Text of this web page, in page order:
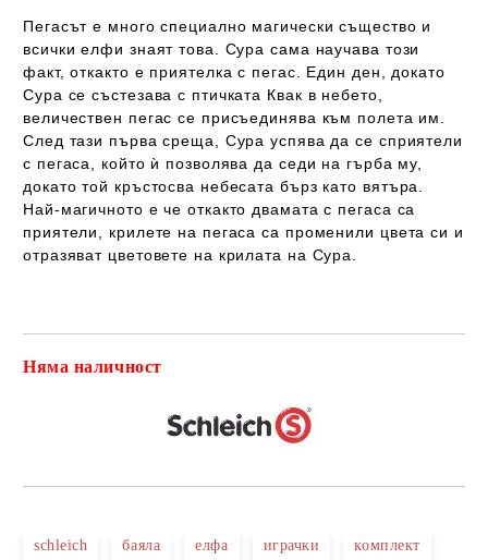
Пегасът е много специално магически същество и
всички елфи знаят това. Сура сама научава този
факт, откакто е приятелка с пегас. Един ден, докато
Сура се състезава с птичката Квак в небето,
величествен пегас се присъединява към полета им.
След тази първа среща, Сура успява да се сприятели
с пегаса, който ѝ позволява да седи на гърба му,
докато той кръстосва небесата бърз като вятъра.
Най-магичното е че откакто двамата с пегаса са
приятели, крилете на пегаса са променили цвета си и
отразяват цветовете на крилата на Сура.
Няма наличност
schleich баяла елфа играчки комплект